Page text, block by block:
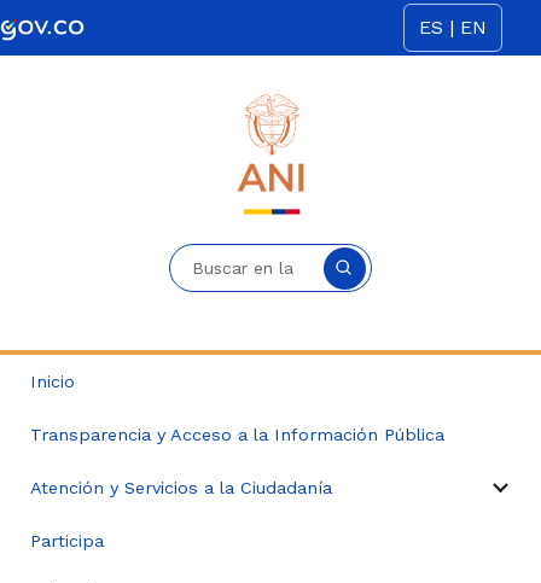
Saltar al contenido principal ES | EN
Buscar en la sede electrónica
Inicio
Transparencia y Acceso a la Información Pública
Atención y Servicios a la Ciudadanía
Participa